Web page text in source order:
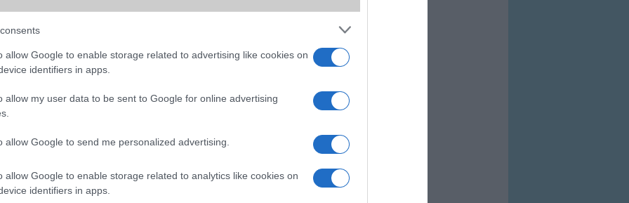
allow Google to enable storage related to advertising like cookies on
identifiers in apps.
allow my user data to be sent to Google for online advertising
allow Google to send me personalized advertising.
allow Google to enable storage related to analytics like cookies on
identifiers in apps.
Van megoldás!
Huawei és
Lemásolják a Samsungot? Már jön a privacy kijelző
A Galaxy S26 Ultra új Privacy Display kijelzője teljesen új szintre
Huawei P30
Figyelem P30 Pro tulajok!